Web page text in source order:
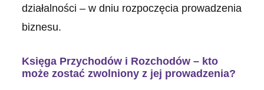
działalności – w dniu rozpoczęcia prowadzenia
biznesu.
Księga Przychodów i Rozchodów – kto
może zostać zwolniony z jej prowadzenia?